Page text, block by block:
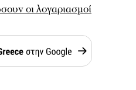
οι λογαριασμοί